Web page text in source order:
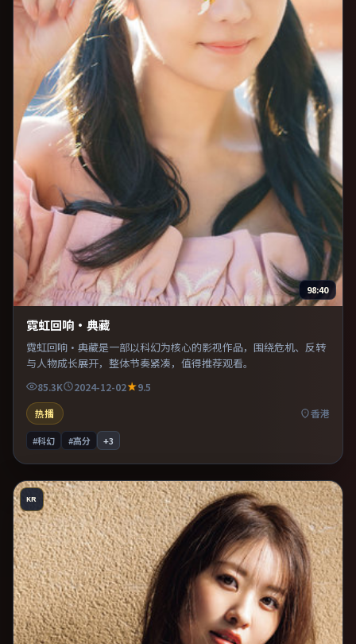
98:40
霓虹回响·典藏
霓虹回响·典藏是一部以科幻为核心的影视作品，围绕危机、反转
与人物成长展开，整体节奏紧凑，值得推荐观看。
85.3K 2024-12-02
9.5
热播
香港
#科幻 #高分 +3
KR